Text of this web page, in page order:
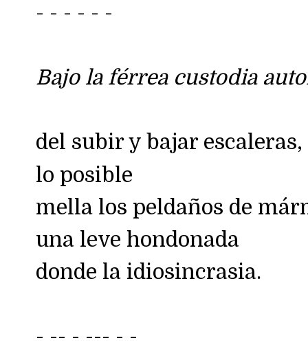
- - - - - -
Bajo la férrea custodia
del subir y bajar escaleras,
lo posible
mella los peldaños de
una leve hondonada
donde la idiosincrasia.
- -- - --- - -